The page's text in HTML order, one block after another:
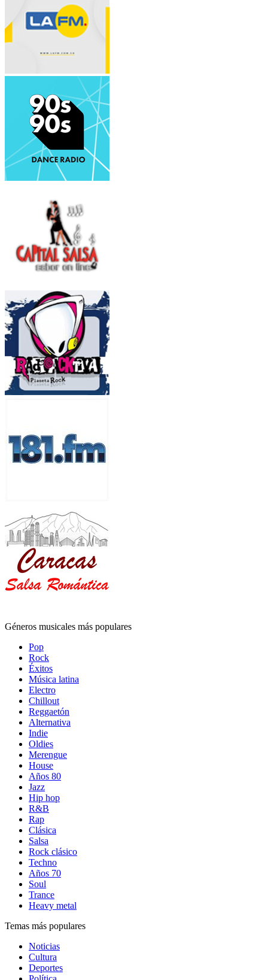
Géneros musicales más populares
Pop
Rock
Éxitos
Música latina
Electro
Chillout
Reggaetón
Alternativa
Indie
Oldies
Merengue
House
Años 80
Jazz
Hip hop
R&B
Rap
Clásica
Salsa
Rock clásico
Techno
Años 70
Soul
Trance
Heavy metal
Temas más populares
Noticias
Cultura
Deportes